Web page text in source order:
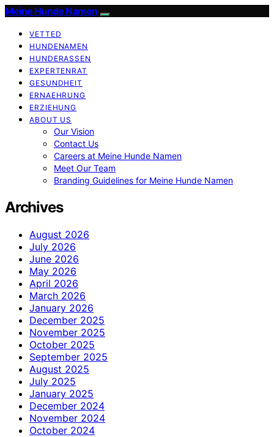
Meine Hunde Namen
VETTED
HUNDENAMEN
HUNDERASSEN
EXPERTENRAT
GESUNDHEIT
ERNAEHRUNG
ERZIEHUNG
ABOUT US
Our Vision
Contact Us
Careers at Meine Hunde Namen
Meet Our Team
Branding Guidelines for Meine Hunde Namen
Archives
August 2026
July 2026
June 2026
May 2026
April 2026
March 2026
January 2026
December 2025
November 2025
October 2025
September 2025
August 2025
July 2025
January 2025
December 2024
November 2024
October 2024